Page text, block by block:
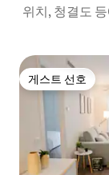
위치, 청결도
게스트 선호
게스트 선호